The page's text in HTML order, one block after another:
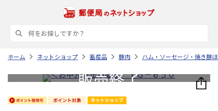
ホーム ネットショップ 畜産品 豚肉 ハム・ソーセージ・焼き豚